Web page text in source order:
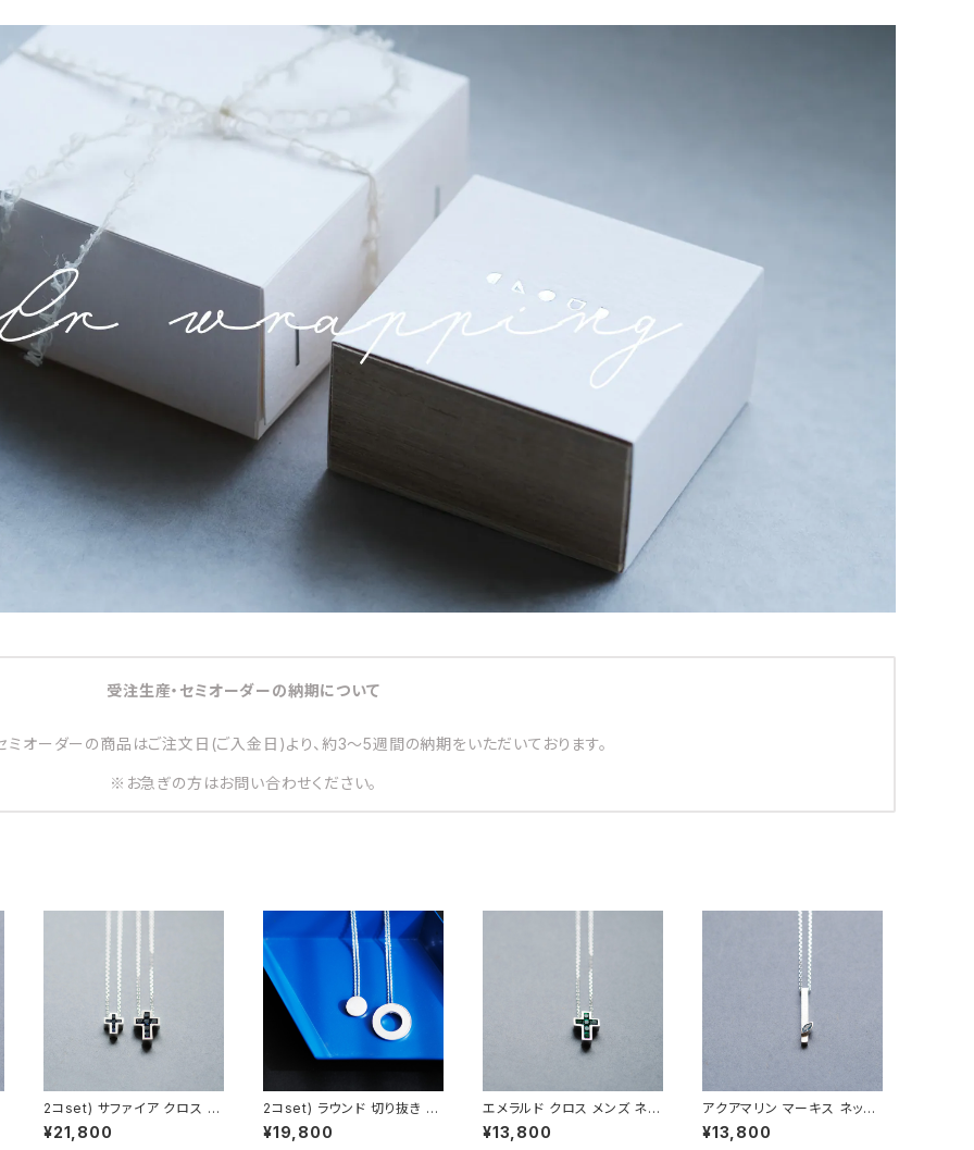
受注生産・セミオーダーの納期について
ミオーダーの商品はご注文日(ご入金日)より、約3～5週間の納期をいただいております。
※お急ぎの方はお問い合わせください。
2コset) サファイア クロス ペ
ア ネックレス シルバー925
¥21,800
2コset) ラウンド 切り抜き ペ
ア ネックレス シルバー925
¥19,800
エメラルド クロス メンズ ネッ
クレス シルバー925
¥13,800
アクアマリン マーキス ネック
レス シルバー925 3月誕生石
メンズ ユニセックス
¥13,800